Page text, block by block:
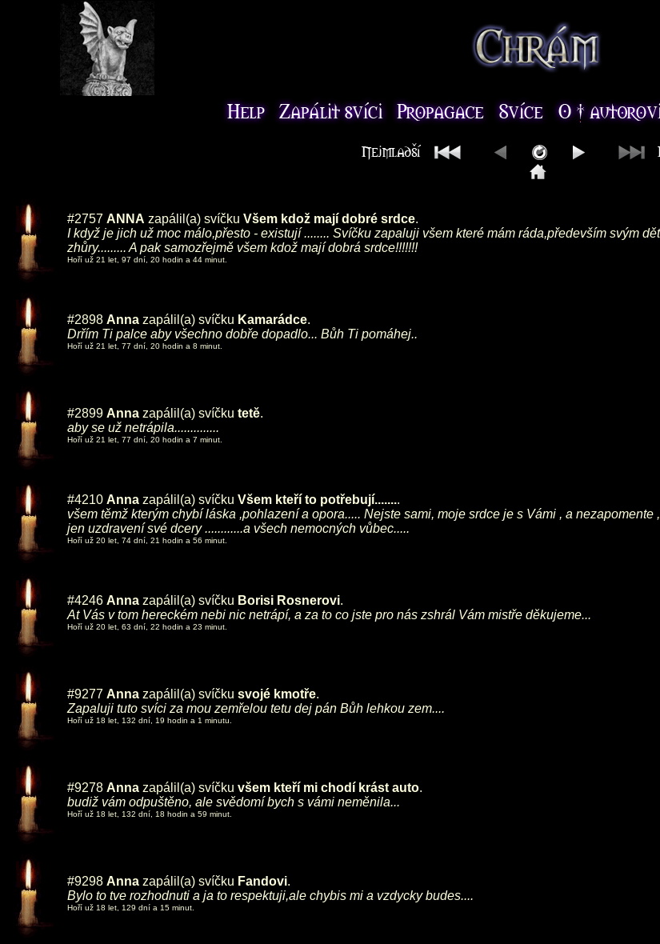
#2757 ANNA zapálil(a) svíčku Všem kdož mají dobré srdce.
I když je jich už moc málo,přesto - existují ........ Svíčku zapaluji všem které mám ráda,především svým
zhůry......... A pak samozřejmě všem kdož mají dobrá srdce!!!!!!!
Hoří už 21 let, 97 dní, 20 hodin a 44 minut.
#2898 Anna zapálil(a) svíčku Kamarádce.
Drřím Ti palce aby všechno dobře dopadlo... Bůh Ti pomáhej..
Hoří už 21 let, 77 dní, 20 hodin a 8 minut.
#2899 Anna zapálil(a) svíčku tetě.
aby se už netrápila..............
Hoří už 21 let, 77 dní, 20 hodin a 7 minut.
#4210 Anna zapálil(a) svíčku Všem kteří to potřebují........
všem těmž kterým chybí láska ,pohlazení a opora..... Nejste sami, moje srdce je s Vámi , a
jen uzdravení své dcery ............a všech nemocných vůbec.....
Hoří už 20 let, 74 dní, 21 hodin a 56 minut.
#4246 Anna zapálil(a) svíčku Borisi Rosnerovi.
At Vás v tom hereckém nebi nic netrápí, a za to co jste pro nás zshrál Vám mistře děkujeme...
Hoří už 20 let, 63 dní, 22 hodin a 23 minut.
#9277 Anna zapálil(a) svíčku svojé kmotře.
Zapaluji tuto svíci za mou zemřelou tetu dej pán Bůh lehkou zem....
Hoří už 18 let, 132 dní, 19 hodin a 1 minutu.
#9278 Anna zapálil(a) svíčku všem kteří mi chodí krást auto.
budiž vám odpuštěno, ale svědomí bych s vámi neměnila...
Hoří už 18 let, 132 dní, 18 hodin a 59 minut.
#9298 Anna zapálil(a) svíčku Fandovi.
Bylo to tve rozhodnuti a ja to respektuji,ale chybis mi a vzdycky budes....
Hoří už 18 let, 129 dní a 15 minut.